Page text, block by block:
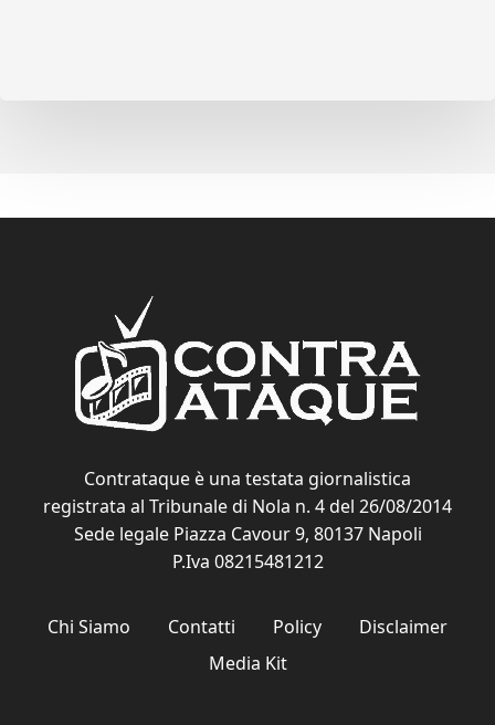
Contrataque è una testata giornalistica
registrata al Tribunale di Nola n. 4 del 26/08/2014
Sede legale Piazza Cavour 9, 80137 Napoli
P.Iva 08215481212
Chi Siamo Contatti Policy
Disclaimer
Media Kit